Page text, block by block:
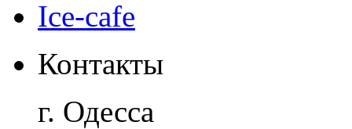
Ice-cafe
Контакты
г. Одесса